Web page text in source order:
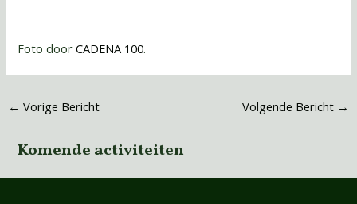
Foto doorCADENA 100.
← Vorige Bericht Volgende Bericht →
Komende activiteiten